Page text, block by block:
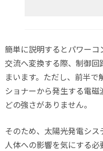
簡単に説明するとパワー
交流へ変換する際、制御
まいます。ただし、前半
ショナーから発生する電
どの強さがありません。
そのため、太陽光発電シ
人体への影響を気にする必